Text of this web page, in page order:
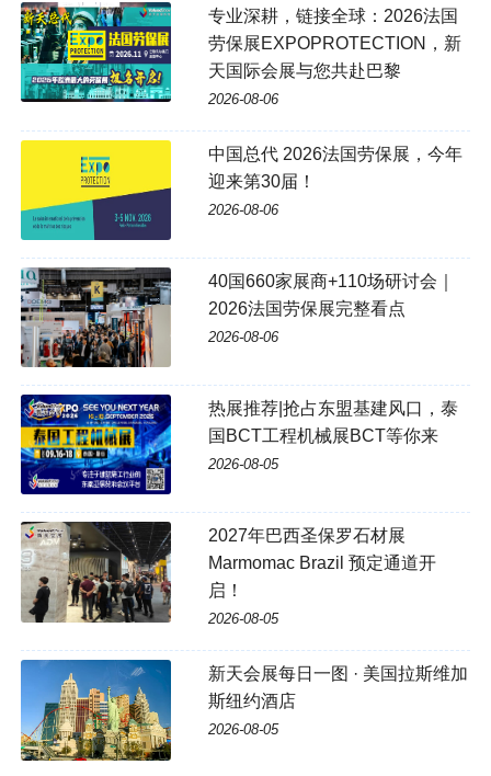
专业深耕，链接全球：2026法国
劳保展EXPOPROTECTION，新
天国际会展与您共赴巴黎
2026-08-06
中国总代 2026法国劳保展，今年
迎来第30届！
2026-08-06
40国660家展商+110场研讨会｜
2026法国劳保展完整看点
2026-08-06
热展推荐|抢占东盟基建风口，泰
国BCT工程机械展BCT等你来
2026-08-05
2027年巴西圣保罗石材展
Marmomac Brazil 预定通道开
启！
2026-08-05
新天会展每日一图 · 美国拉斯维加
斯纽约酒店
2026-08-05